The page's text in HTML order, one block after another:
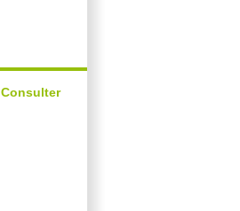
Consulter